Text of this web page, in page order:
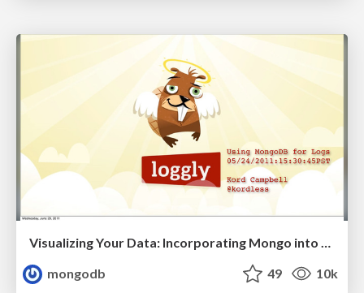
Visualizing Your Data: Incorporating Mongo into Loggly Infrastructure
mongodb
49 10k